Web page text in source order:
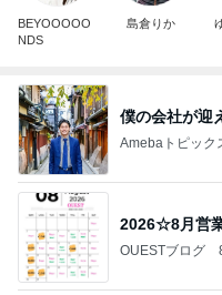
BEYOOOOO
NDS
島倉りか
僕の会社が迎
Amebaトピック
2026☆8月営
OUESTブログ